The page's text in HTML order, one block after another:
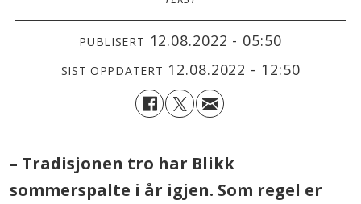
PUBLISERT 12.08.2022 - 05:50
SIST OPPDATERT 12.08.2022 - 12:50
– Tradisjonen tro har Blikk
sommerspalte i år igjen. Som regel er